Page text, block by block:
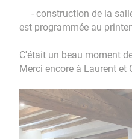
- construction de la
est programmée au
C'était un beau moment
Merci encore à Laurent et